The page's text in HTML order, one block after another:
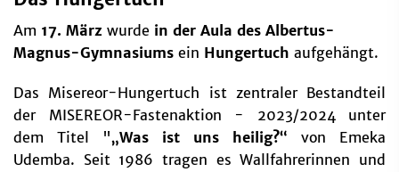
Am 17. März wurde in der Aula des Albertus-
Magnus-Gymnasiums ein Hungertuch aufgehängt.
Das Misereor-Hungertuch ist zentraler Bestandteil
der MISEREOR-Fastenaktion - 2023/2024 unter
dem Titel "„Was ist uns heilig?“ von Emeka
Udemba. Seit 1986 tragen es Wallfahrerinnen und